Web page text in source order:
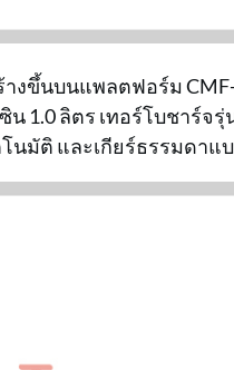
งขึ้นบนแพลตฟอร์ม
น 1.0 ลิตร เทอร์โบชาร์จ
นมัติ และเกียร์ธรรมดาแ